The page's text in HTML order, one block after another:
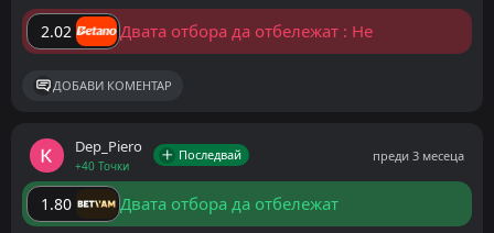
2.02 Двата отбора да отбележат : Не
ДОБАВИ КОМЕНТАР
Dep_Piero
+40 Точки
Последвай преди 3 месеца
1.80 Двата отбора да отбележат